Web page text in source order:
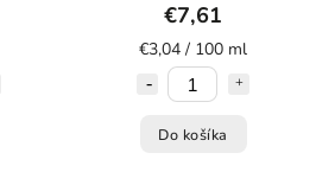
€7,61
€3,04 / 100 ml
Do košíka